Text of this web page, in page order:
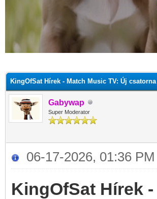
KingOfSat Hírek - Match Music TV: Új
Gabywap
Super Moderator
06-17-2026, 01:36 PM
KingOfSat Hírek